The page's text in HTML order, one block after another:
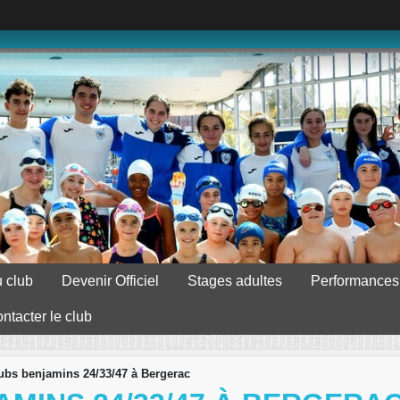
club Devenir Officiel Stages adultes Performances
le club
benjamins 24/33/47 à Bergerac